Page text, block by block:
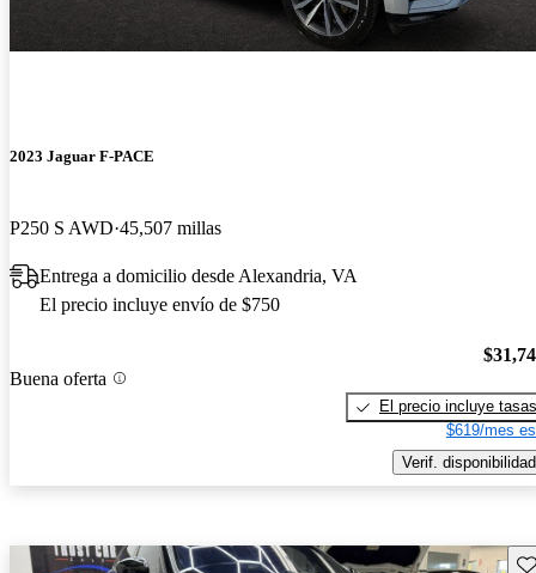
2023 Jaguar F-PACE
P250 S AWD 45,507 millas
Entrega a domicilio desde Alexandria, VA
El precio incluye envío de $750
Buena oferta
El precio incluye tasas
$619/mes
Verif. disponibilidad